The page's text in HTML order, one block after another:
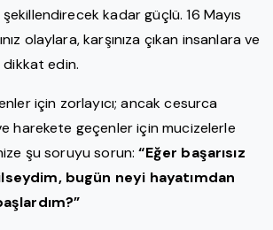
kadar güçlü. 16 Mayıs
olaylara, karşınıza çıkan insanlara ve
edin.
için zorlayıcı; ancak cesurca
harekete geçenler için mucizelerle
şu soruyu sorun:“Eğer başarısız
bugün neyi hayatımdan